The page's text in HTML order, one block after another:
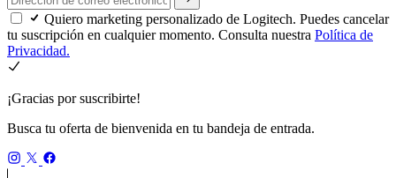
Quiero marketing personalizado de Logitech. Puedes cancelar
tu suscripción en cualquier momento. Consulta nuestra Política de
Privacidad.
¡Gracias por suscribirte!
Busca tu oferta de bienvenida en tu bandeja de entrada.